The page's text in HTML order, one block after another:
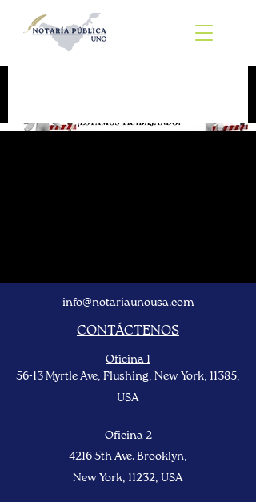
info@notariaunousa.com
CONTÁCTENOS
Oficina 1
56-13 Myrtle Ave, Flushing, New York, 11385,
USA
Oficina 2
4216 5th Ave. Brooklyn,
New York, 11232, USA